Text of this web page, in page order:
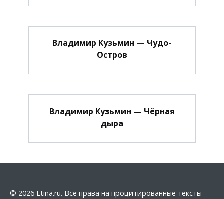
Владимир Кузьмин — Чудо-
Остров
Владимир Кузьмин — Чёрная
дыра
© 2026 Etina.ru. Все права на процитированные тексты